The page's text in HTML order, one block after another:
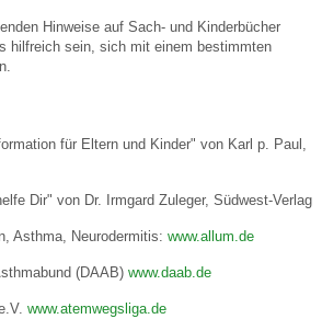
Hinweise auf Sach- und Kinderbücher
hilfreich sein, sich mit einem bestimmten
für Eltern und Kinder" von Karl p. Paul,
Dir" von Dr. Irmgard Zuleger, Südwest-Verlag
Asthma, Neurodermitis: www.allum.de
(DAAB) www.daab.de
www.atemwegsliga.de